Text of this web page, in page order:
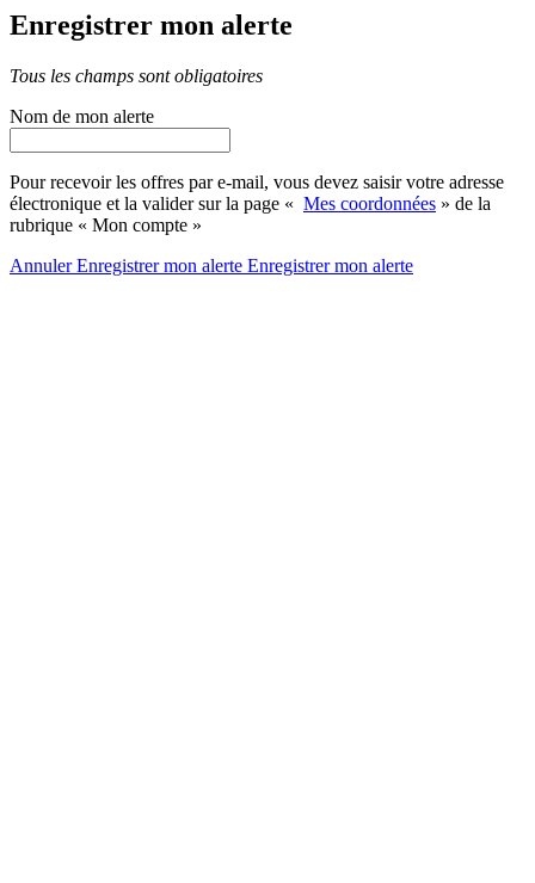
Enregistrer mon alerte
Tous les champs sont obligatoires
Nom de mon alerte
Pour recevoir les offres par e-mail, vous devez saisir votre adresse
électronique et la valider sur la page « Mes coordonnées » de la
rubrique « Mon compte »
AnnulerEnregistrer mon alerte Enregistrermon alerte